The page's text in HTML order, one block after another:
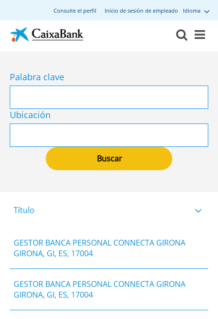
Idioma
Consulte el perfil Inicio de sesión de empleado
Palabra clave
Ubicación
Título
​GESTOR BANCA PERSONAL CONNECTA GIRONA
GIRONA, GI, ES, 17004
​GESTOR BANCA PERSONAL CONNECTA GIRONA
GIRONA, GI, ES, 17004